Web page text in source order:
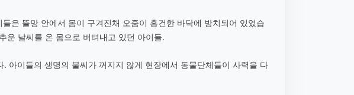
은 뜰망 안에서 몸이 구겨진채 오줌이 흥건한 바닥에 방치되어 있었습
운 날씨를 온 몸으로 버텨내고 있던 아이들.
아이들의 생명의 불씨가 꺼지지 않게 현장에서 동물단체들이 사력을 다